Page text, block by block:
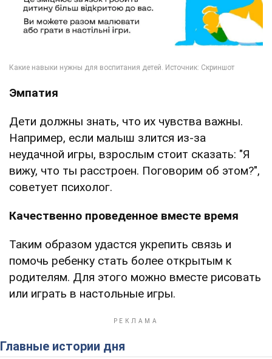
Эмпатия
Дети должны знать, что их чувства важны.
Например, если малыш злится из-за
неудачной игры, взрослым стоит сказать: "Я
вижу, что ты расстроен. Поговорим об этом?",
советует психолог.
Качественно проведенное вместе время
Таким образом удастся укрепить связь и
помочь ребенку стать более открытым к
родителям. Для этого можно вместе рисовать
или играть в настольные игры.
Главные истории дня